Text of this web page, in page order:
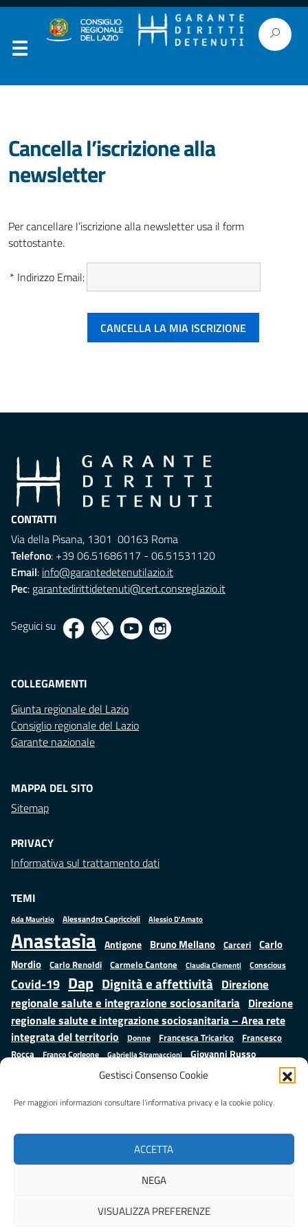
Gestisci Consenso Cookie
Per maggiori informazioni consultare l’informativa privacy e la cookie policy.
ACCETTA
NEGA
VISUALIZZA PREFERENZE
Cancella l’iscrizione alla
newsletter
Per cancellare l’iscrizione alla newsletter usa il form
sottostante.
* Indirizzo Email:
CONTATTI
Via della Pisana, 1301 00163 Roma
Telefono: +39 06.51686117 - 06.51531120
Email: info@garantedetenutilazio.it
Pec: garantedirittidetenuti@cert.consreglazio.it
Seguici su
COLLEGAMENTI
Giunta regionale del Lazio
Consiglio regionale del Lazio
Garante nazionale
MAPPA DEL SITO
Sitemap
PRIVACY
Informativa sul trattamento dati
TEMI
Ada Maurizio Alessandro Capriccioli Alessio D'Amato
Anastasìa Antigone Bruno Mellano Carceri
Carlo
Nordio Carlo Renoldi Carmelo Cantone Claudia Clementi Conscious
Covid-19 Dap Dignità e affettività Direzione
regionale salute e integrazione sociosanitaria Direzione
regionale salute e integrazione sociosanitaria – Area rete
integrata del territorio
Donne Francesca Tricarico
Francesco
Rocca
Franco Corleone Gabriella Stramaccioni Giovanni Russo
Giuseppe Emanuele Cangemi Istruzione e cultura
Mauro
Palma ministero della Giustizia Minori Misure
Regione Lazio
Salute Samuele Ciambriello
Sarah Grieco Situazione in numeri
Valentina Calderone